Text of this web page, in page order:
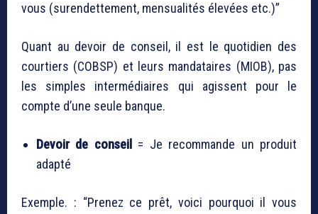
vous (surendettement, mensualités élevées etc.)”
Quant au devoir de conseil, il est le quotidien des
courtiers (COBSP) et leurs mandataires (MIOB), pas
les simples intermédiaires qui agissent pour le
compte d’une seule banque.
Devoir de conseil
= Je recommande un produit
adapté
Exemple. : “Prenez ce prêt, voici pourquoi il vous